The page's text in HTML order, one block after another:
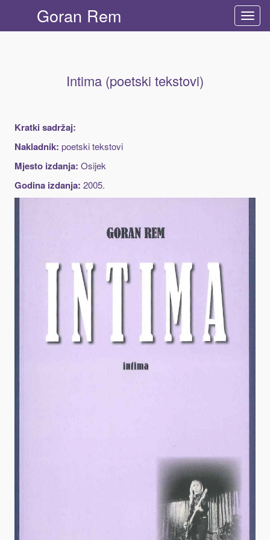
Goran Rem
Intima (poetski tekstovi)
Kratki sadržaj:
Nakladnik: poetski tekstovi
Mjesto izdanja: Osijek
Godina izdanja: 2005.